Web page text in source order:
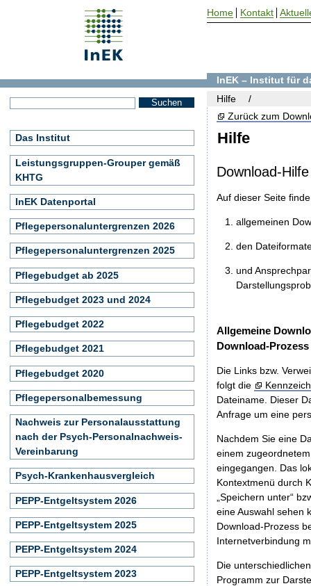
Hilfe
Zurück zum
Download-Hilfe
Auf dieser Seite
allgemeinen
den
und
Allgemeine
Download-Prozess
Die Links bzw.
folgt die
Dateiname. Dieser
Anfrage um eine
Nachdem Sie eine
einem
eingegangen. Das
Kontextmenü durch
„Speichern unter“
eine Auswahl sehen
Download-Prozess
Internetverbindung
Die
Programm zur
InEK – Institut für
Hilfe
Das Institut
Leistungsgruppen-Grouper gemäß
KHTG
InEK Datenportal
Pflegepersonaluntergrenzen 2026
Pflegepersonaluntergrenzen 2025
Pflegebudget ab 2025
Pflegebudget 2023 und 2024
Pflegebudget 2022
Pflegebudget 2021
Pflegebudget 2020
Pflegepersonalbemessung
Nachweis zur Personalausstattung
nach der Psych-Personalnachweis-
Vereinbarung
Psych-Krankenhausvergleich
PEPP-Entgeltsystem 2026
PEPP-Entgeltsystem 2025
PEPP-Entgeltsystem 2024
PEPP-Entgeltsystem 2023
Home Kontakt